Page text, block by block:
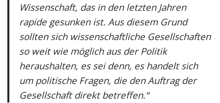
Wissenschaft, das in den letzten Jahren
rapide gesunken ist. Aus diesem Grund
sollten sich wissenschaftliche Gesellschaften
so weit wie möglich aus der Politik
heraushalten, es sei denn, es handelt sich
um politische Fragen, die den Auftrag der
Gesellschaft direkt betreffen.“